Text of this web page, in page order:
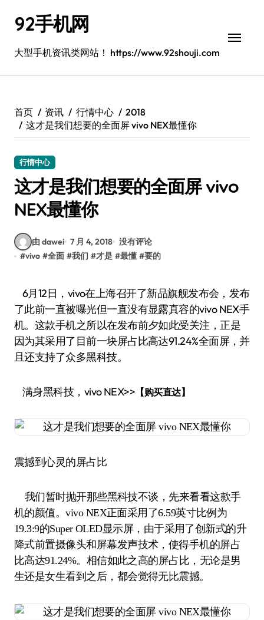
92手机网
大型手机资讯类网站！ https://www.92shouji.com
首页 资讯 行情中心
2018
这才是我们想要的全面屏 vivo NEX最懂你
行情中心
这才是我们想要的全面屏 vivo
NEX最懂你
由 dawei 7 月 4, 2018 没有评论
#vivo #全面 #我们 #才是 #最懂 #要的
6月12日，vivo在上海召开了新品旗舰发布会，发布
了此前一直被曝光但一直没有显露真容的vivo NEX手
机。这款手机之所以在发布前夕如此受关注，正是
因为其采用了目前一块屏占比高达91.24%全面屏，并
且还支持了众多黑科技。
满身黑科技，vivo NEX>> 【购买直达】
震撼到心灵的屏占比
我们暂时抛开那些黑科技不谈，先来看看这款手
机的颜值。vivo NEX正面采用了6.59英寸比例为
19.3:9的Super OLED显示屏，由于采用了创新式的升
降式前置摄像头和屏幕发声技术，使得手机的屏占
比高达91.24%。相信如此之高的屏占比，无论是男
生还是女生看到之后，都会觉得无比震撼。